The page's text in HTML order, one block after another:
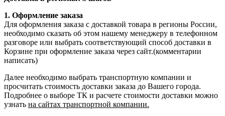
1. Оформление заказа
Для оформления заказа с доставкой товара в регионы России,
необходимо сказать об этом нашему менеджеру в телефонном
разговоре или выбрать соответствующий способ доставки в
Корзине при оформление заказа через сайт.(комментарии
написать)
Далее необходимо выбрать транспортную компании и
просчитать стоимость доставки заказа до Вашего города.
Подробнее о выборе ТК и расчете стоимости доставки можно
узнать на сайтах транспортной компании.